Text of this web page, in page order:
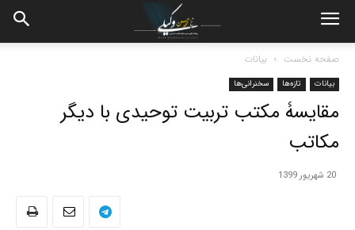
صفحه نخست بیانات
بیانات تازه‌ها سخنرانی‌ها
مقایسۀ مکتب تربیت توحیدی با دیگر
مکاتب
20 شهریور 1399